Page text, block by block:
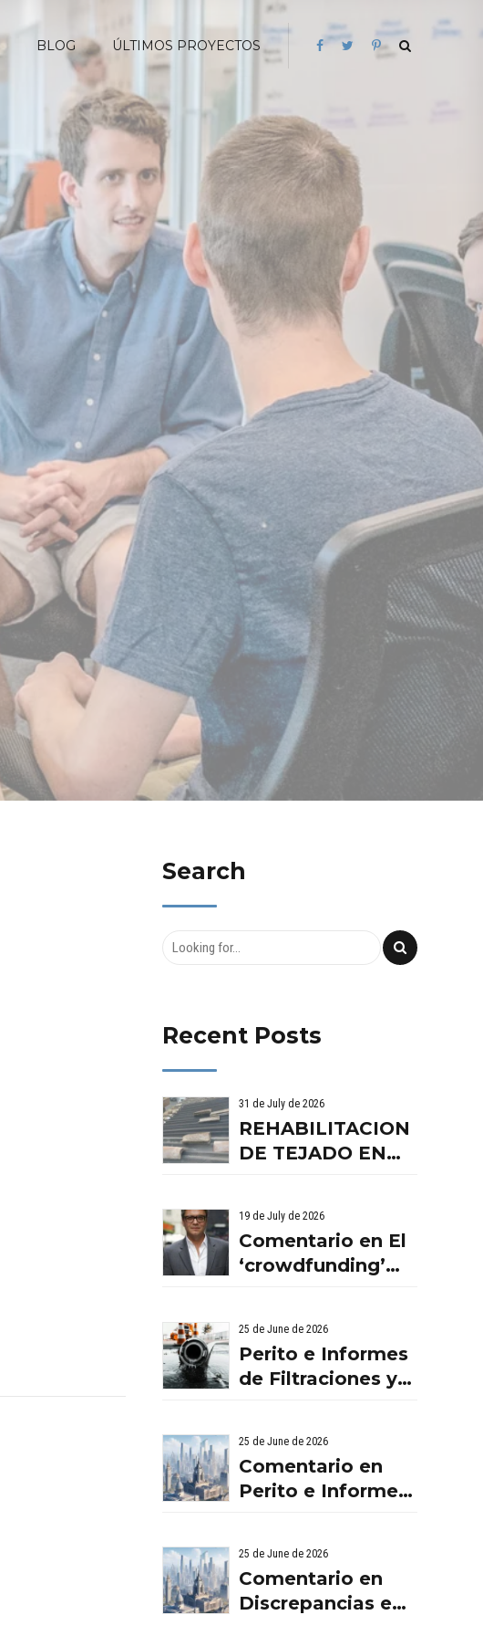
BLOG ÚLTIMOS PROYECTOS
Search
Recent Posts
31 de July de 2026
REHABILITACION
DE TEJADO EN
19 de July de 2026
Comentario en El
‘crowdfunding’
en El
‘crowdfunding’
llega al ladrillo
en El
‘crowdfunding’
llega al ladrillo
llega al ladrillo -
Servicios Aurema
Group - Grupo
25 de June de 2026
Perito e Informes
de Filtraciones y
Debes Saber
25 de June de 2026
Comentario en
Perito e Informes
Viviendas: Lo Que
Debes Saber por
empresa de
25 de June de 2026
Comentario en
Discrepancias en